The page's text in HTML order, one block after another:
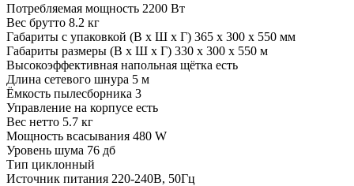
Потребляемая мощность 2200 Вт
Вес брутто 8.2 кг
Габариты с упаковкой (В х Ш х Г) 365 х 300 х 550 мм
Габариты размеры (В х Ш х Г) 330 х 300 х 550 м
Высокоэффективная напольная щётка есть
Длина сетевого шнура 5 м
Ёмкость пылесборника 3
Управление на корпусе есть
Вес нетто 5.7 кг
Мощность всасывания 480 W
Уровень шума 76 дб
Тип циклонный
Источник питания 220-240В, 50Гц